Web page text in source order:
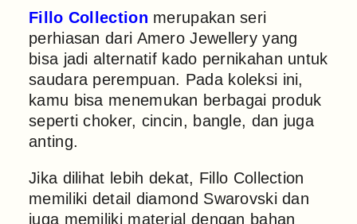
Fillo Collection merupakan seri
perhiasan dari Amero Jewellery yang
bisa jadi alternatif kado pernikahan untuk
saudara perempuan. Pada koleksi ini,
kamu bisa menemukan berbagai produk
seperti choker, cincin, bangle, dan juga
anting.
Jika dilihat lebih dekat, Fillo Collection
memiliki detail diamond Swarovski dan
juga memiliki material dengan bahan